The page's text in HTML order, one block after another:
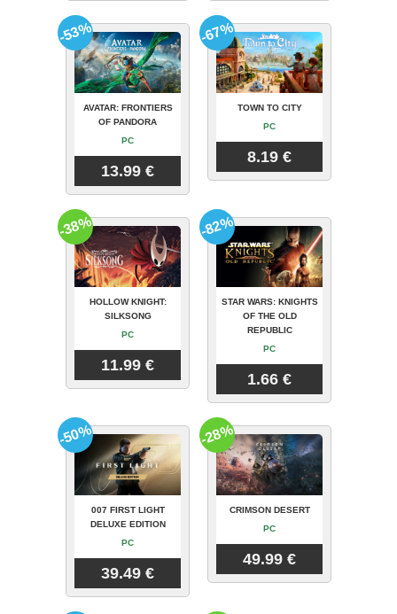
AVATAR: FRONTIERS
OF PANDORA
PC
13.99 €
-53%
TOWN TO CITY
PC
8.19 €
-67%
HOLLOW KNIGHT:
SILKSONG
PC
11.99 €
-38%
STAR WARS: KNIGHTS
OF THE OLD
REPUBLIC
PC
1.66 €
-82%
007 FIRST LIGHT
DELUXE EDITION
PC
39.49 €
-50%
CRIMSON DESERT
PC
49.99 €
-28%